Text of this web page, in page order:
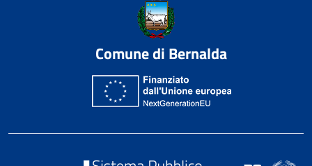
Comune di Bernalda